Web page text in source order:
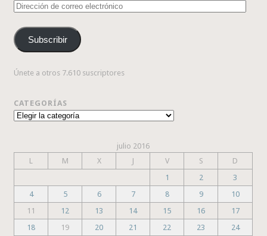
Dirección
correo
electrónico
Subscribir
Únete a otros 7.610 suscriptores
CATEGORÍAS
Categorías
julio 2016
L
M X J V S
D
1
2
3
4
5 6 7 8 9
10
11
12 13 14 15 16
17
18
19 20 21 22 23
24